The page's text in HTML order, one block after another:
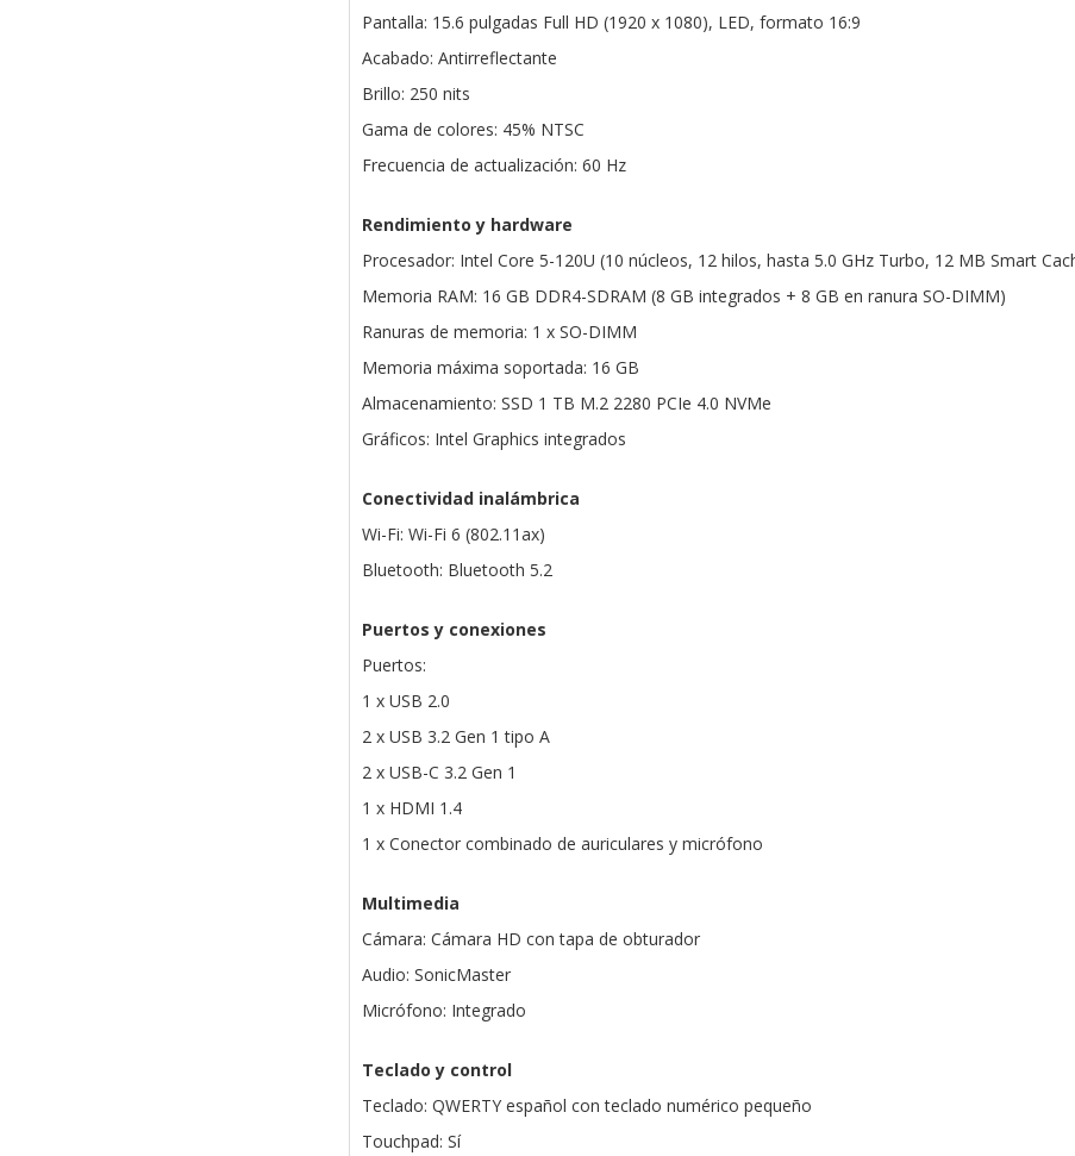
Pantalla: 15.6 pulgadas Full HD (1920 x 1080), LED, formato 16:9
Acabado: Antirreflectante
Brillo: 250 nits
Gama de colores: 45% NTSC
Frecuencia de actualización: 60 Hz
Rendimiento y hardware
Procesador: Intel Core 5-120U (10 núcleos, 12 hilos, hasta 5.0 GHz Turbo, 12 MB Smart
Memoria RAM: 16 GB DDR4-SDRAM (8 GB integrados + 8 GB en ranura SO-DIMM)
Ranuras de memoria: 1 x SO-DIMM
Memoria máxima soportada: 16 GB
Almacenamiento: SSD 1 TB M.2 2280 PCIe 4.0 NVMe
Gráficos: Intel Graphics integrados
Conectividad inalámbrica
Wi-Fi: Wi-Fi 6 (802.11ax)
Bluetooth: Bluetooth 5.2
Puertos y conexiones
Puertos:
1 x USB 2.0
2 x USB 3.2 Gen 1 tipo A
2 x USB-C 3.2 Gen 1
1 x HDMI 1.4
1 x Conector combinado de auriculares y micrófono
Multimedia
Cámara: Cámara HD con tapa de obturador
Audio: SonicMaster
Micrófono: Integrado
Teclado y control
Teclado: QWERTY español con teclado numérico pequeño
Touchpad: Sí